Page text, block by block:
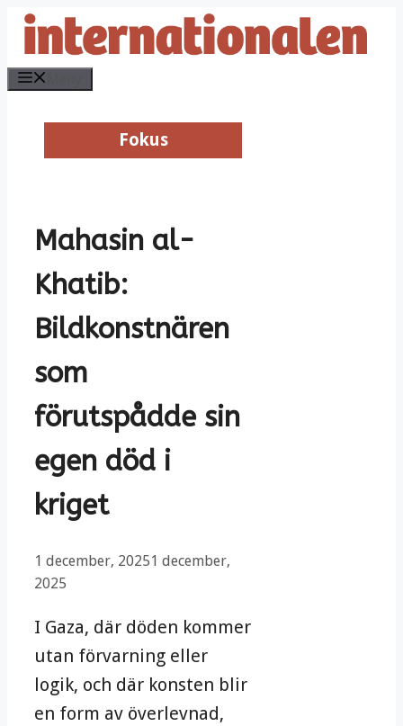
Hoppa
Fokus
Fokus
Mahasin al-
Khatib:
Bildkonstnären
som
förutspådde sin
egen död i
kriget
1 december, 20251 december,
2025
I Gaza, där döden kommer
utan förvarning eller
logik, och där konsten blir
en form av överlevnad,